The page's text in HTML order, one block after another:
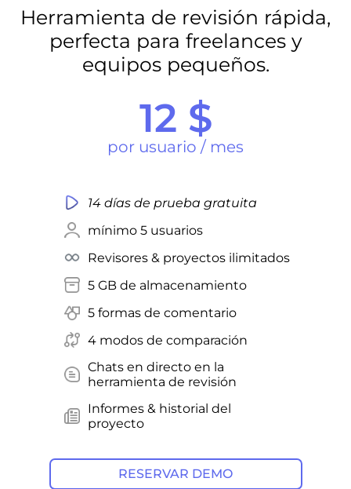
Herramienta de revisión rápida,
perfecta para freelances y
equipos pequeños.
12 $
por usuario / mes
14 días de prueba gratuita
mínimo 5 usuarios
Revisores & proyectos ilimitados
5 GB de almacenamiento
5 formas de comentario
4 modos de comparación
Chats en directo en la
herramienta de revisión
Informes & historial del
proyecto
RESERVAR DEMO